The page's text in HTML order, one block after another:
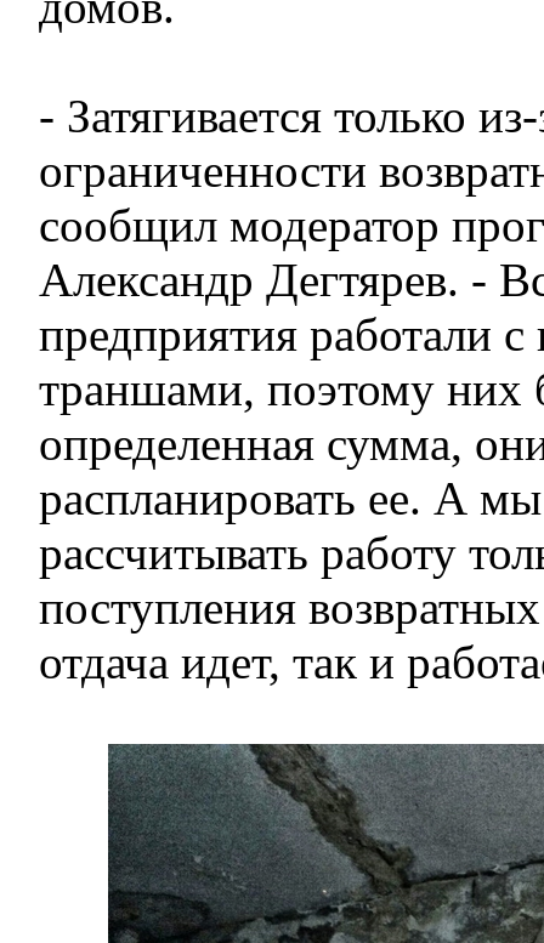
- Затягивается только из-
ограниченности
сообщил модератор
Александр Дегтярев. -
предприятия работали
траншами, поэтому них
определенная сумма,
распланировать ее. А
рассчитывать работу
поступления
отдача идет, так и